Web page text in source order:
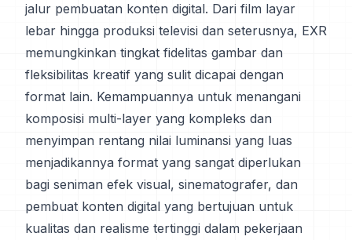
jalur pembuatan konten digital. Dari film layar
lebar hingga produksi televisi dan seterusnya, EXR
memungkinkan tingkat fidelitas gambar dan
fleksibilitas kreatif yang sulit dicapai dengan
format lain. Kemampuannya untuk menangani
komposisi multi-layer yang kompleks dan
menyimpan rentang nilai luminansi yang luas
menjadikannya format yang sangat diperlukan
bagi seniman efek visual, sinematografer, dan
pembuat konten digital yang bertujuan untuk
kualitas dan realisme tertinggi dalam pekerjaan